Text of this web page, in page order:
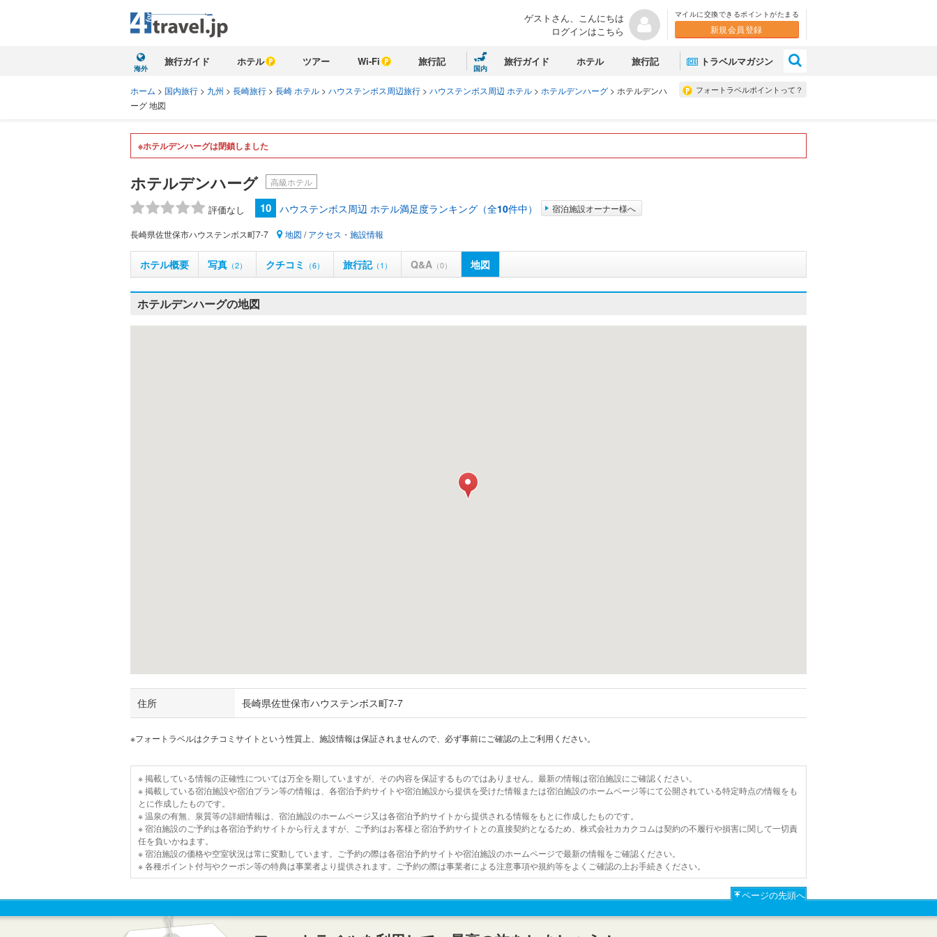
ゲストさん、こんにちは
ログインはこちら
マイルに交換できるポイントがたまる
新規会員登録
海外
旅行ガイド ホテル ツアー Wi-Fi 旅行記
国内
旅行ガイド ホテル 旅行記 トラベルマガジン
フォートラベルポイントって？
ホーム > 国内旅行 > 九州 > 長崎旅行 > 長崎 ホテル > ハウステンボス周辺旅行 > ハウステンボス周辺 ホテル > ホテルデンハーグ > ホテルデンハ
ーグ 地図
※ホテルデンハーグは閉鎖しました
ホテルデンハーグ 高級ホテル
評価なし 10 ハウステンボス周辺 ホテル満足度ランキング（全10件中） 宿泊施設オーナー様へ
長崎県佐世保市ハウステンボス町7-7 地図 /アクセス・施設情報
ホテル概要 写真 （2） クチコミ （6） 旅行記（1） Q&A （0） 地図
ホテルデンハーグの地図
住所 長崎県佐世保市ハウステンボス町7-7
※フォートラベルはクチコミサイトという性質上、施設情報は保証されませんので、必ず事前にご確認の上ご利用ください。
※ 掲載している情報の正確性については万全を期していますが、その内容を保証するものではありません。最新の情報は宿泊施設にご確認ください。
※ 掲載している宿泊施設や宿泊プラン等の情報は、各宿泊予約サイトや宿泊施設から提供を受けた情報または宿泊施設のホームページ等にて公開されている特定時点の情報をも
とに作成したものです。
※ 温泉の有無、泉質等の詳細情報は、宿泊施設のホームページ又は各宿泊予約サイトから提供される情報をもとに作成したものです。
※ 宿泊施設のご予約は各宿泊予約サイトから行えますが、ご予約はお客様と宿泊予約サイトとの直接契約となるため、株式会社カカクコムは契約の不履行や損害に関して一切責
任を負いかねます。
※ 宿泊施設の価格や空室状況は常に変動しています。ご予約の際は各宿泊予約サイトや宿泊施設のホームページで最新の情報をご確認ください。
※ 各種ポイント付与やクーポン等の特典は事業者より提供されます。ご予約の際は事業者による注意事項や規約等をよくご確認の上お手続きください。
ページの先頭へ